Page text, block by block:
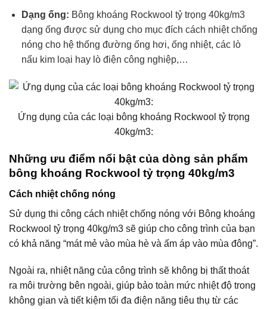
Dạng ống: Bông khoáng Rockwool tỷ trọng 40kg/m3
dạng ống được sử dụng cho mục đích cách nhiệt chống
nóng cho hệ thống đường ống hơi, ống nhiệt, các lò
nấu kim loại hay lò điện công nghiệp,…
Ứng dụng của các loại bông khoáng Rockwool tỷ trọng
40kg/m3:
Những ưu điểm nổi bật của dòng sản phẩm
bông khoáng Rockwool tỷ trọng 40kg/m3
Cách nhiệt chống nóng
Sử dụng thi công cách nhiệt chống nóng với Bông khoáng
Rockwool tỷ trọng 40kg/m3 sẽ giúp cho công trình của bạn
có khả năng “mát mẻ vào mùa hè và ấm áp vào mùa đông”.
Ngoài ra, nhiệt năng của công trình sẽ không bị thất thoát
ra môi trường bên ngoài, giúp bảo toàn mức nhiệt độ trong
không gian và tiết kiệm tối đa điện năng tiêu thụ từ các